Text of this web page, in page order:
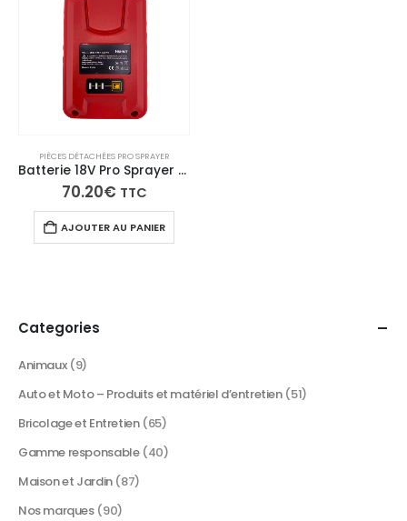
PIÈCES DÉTACHÉES PRO SPRAYER
Batterie 18V Pro Sprayer 26000mAh Lithium-Ion – Autonomie 2h30 Recharge Rapide
70.20€ TTC
AJOUTER AU PANIER
Categories
Animaux (9)
Auto et Moto – Produits et matériel d’entretien (51)
Bricolage et Entretien (65)
Gamme responsable (40)
Maison et Jardin (87)
Nos marques (90)